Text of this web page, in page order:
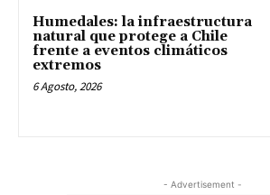
Humedales: la infraestructura
natural que protege a Chile
frente a eventos climáticos
extremos
6 Agosto, 2026
- Advertisement -